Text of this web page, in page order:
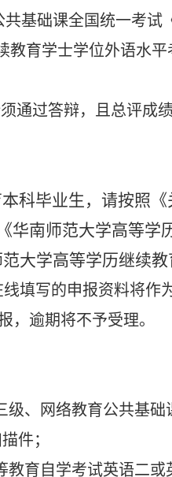
基础课全国统一考试
教育学士学位外语水平
通过答辩，且总评成
科毕业生，请按照《
华南师范大学高等学
大学高等学历继续教
填写的申报资料将作
，逾期将不予受理。
级、网络教育公共基础
件；
教育自学考试英语二或